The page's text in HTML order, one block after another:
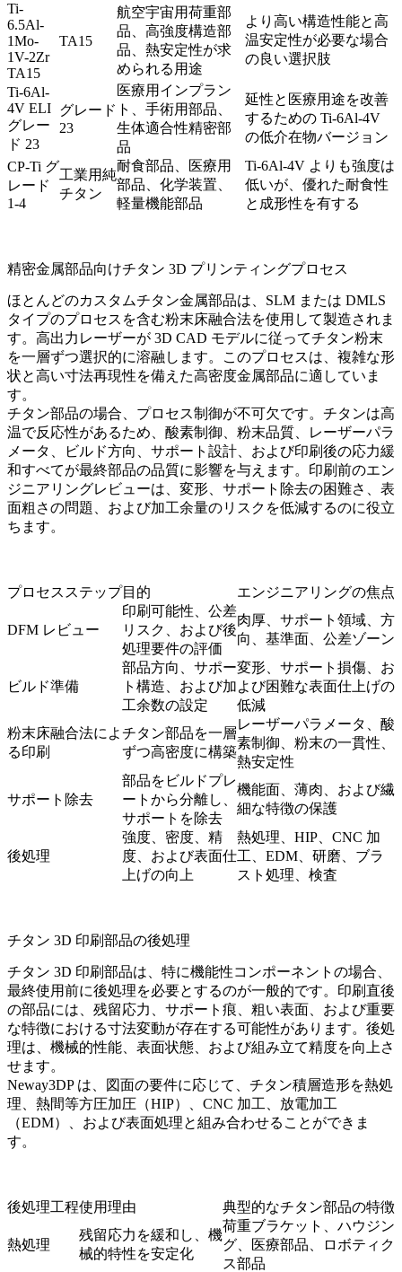
Ti-
6.5Al-
1Mo-
1V-2Zr
TA15
TA15
航空宇宙用荷重部
品、高強度構造部
品、熱安定性が求
められる用途
より高い構造性能と高
温安定性が必要な場合
の良い選択肢
Ti-6Al-
4V ELI
グレー
ド 23
グレード
23
医療用インプラン
ト、手術用部品、
生体適合性精密部
品
延性と医療用途を改善
するための Ti-6Al-4V
の低介在物バージョン
CP-Ti グ
レード
1-4
工業用純
チタン
耐食部品、医療用
部品、化学装置、
軽量機能部品
Ti-6Al-4V よりも強度は
低いが、優れた耐食性
と成形性を有する
精密金属部品向けチタン 3D プリンティングプロセス
ほとんどのカスタムチタン金属部品は、SLM または DMLS
タイプのプロセスを含む粉末床融合法を使用して製造されま
す。高出力レーザーが 3D CAD モデルに従ってチタン粉末
を一層ずつ選択的に溶融します。このプロセスは、複雑な形
状と高い寸法再現性を備えた高密度金属部品に適していま
す。
チタン部品の場合、プロセス制御が不可欠です。チタンは高
温で反応性があるため、酸素制御、粉末品質、レーザーパラ
メータ、ビルド方向、サポート設計、および印刷後の応力緩
和すべてが最終部品の品質に影響を与えます。印刷前のエン
ジニアリングレビューは、変形、サポート除去の困難さ、表
面粗さの問題、および加工余量のリスクを低減するのに役立
ちます。
プロセスステップ目的 エンジニアリングの焦点
DFM レビュー
印刷可能性、公差
リスク、および後
処理要件の評価
肉厚、サポート領域、方
向、基準面、公差ゾーン
ビルド準備
部品方向、サポー
ト構造、および加
工余数の設定
変形、サポート損傷、お
よび困難な表面仕上げの
低減
粉末床融合法によ
る印刷
チタン部品を一層
ずつ高密度に構築
レーザーパラメータ、酸
素制御、粉末の一貫性、
熱安定性
サポート除去
部品をビルドプレ
ートから分離し、
サポートを除去
機能面、薄肉、および繊
細な特徴の保護
後処理
強度、密度、精
度、および表面仕
上げの向上
熱処理、HIP、CNC 加
工、EDM、研磨、ブラ
スト処理、検査
チタン 3D 印刷部品の後処理
チタン 3D 印刷部品は、特に機能性コンポーネントの場合、
最終使用前に後処理を必要とするのが一般的です。印刷直後
の部品には、残留応力、サポート痕、粗い表面、および重要
な特徴における寸法変動が存在する可能性があります。後処
理は、機械的性能、表面状態、および組み立て精度を向上さ
せます。
Neway3DP は、図面の要件に応じて、チタン積層造形を熱処
理
熱間等方圧加圧（HIP） CNC 加工
放電加工
（EDM）
、および表面処理と組み合わせることができま
す。
後処理工程使用理由 典型的なチタン部品の特徴
熱処理
残留応力を緩和し、機
械的特性を安定化
荷重ブラケット、ハウジン
グ、医療部品、ロボティク
ス部品